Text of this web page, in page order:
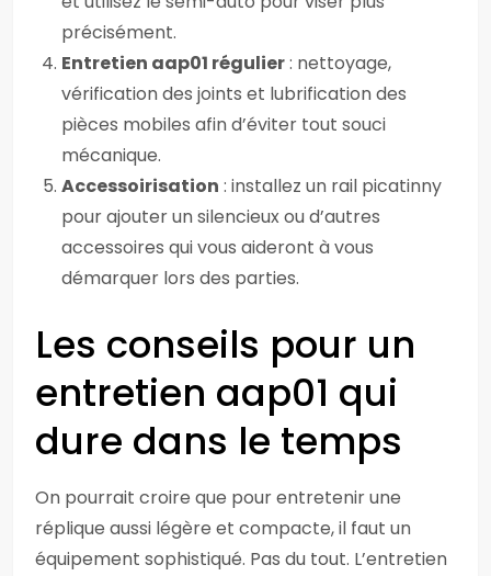
précisément.
Entretien aap01 régulier: nettoyage,
vérification des joints et lubrification des
pièces mobiles afin d’éviter tout souci
mécanique.
Accessoirisation : installez un rail picatinny
pour ajouter un silencieux ou d’autres
accessoires qui vous aideront à vous
démarquer lors des parties.
Les conseils pour un
entretien aap01 qui
dure dans le temps
On pourrait croire que pour entretenir une
réplique aussi légère et compacte, il faut un
équipement sophistiqué. Pas du tout. L’entretien